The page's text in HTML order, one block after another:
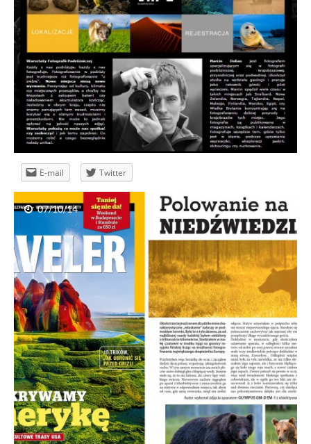
E-mail Twitter
Polowanie na niedźwiedzia
07/10/14
Pod słońce – łam zasady